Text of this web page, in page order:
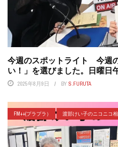
今週のスポットライト 今週
い！」を選びました。日曜日
2025年8月9日 BY S.FURUTA
FM++(プラプラ） 渡部けい子のニコニコ